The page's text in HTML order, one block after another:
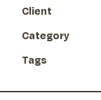
Client
Category
Tags